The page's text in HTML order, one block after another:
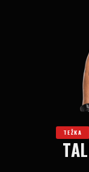
TEŽKA